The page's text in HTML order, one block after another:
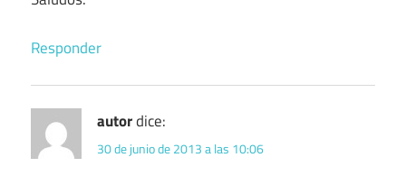
Responder
autordice:
30 de junio de 2013 a las 10:06